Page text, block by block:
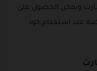
ويمكن الحصول على
عند استخدام كود